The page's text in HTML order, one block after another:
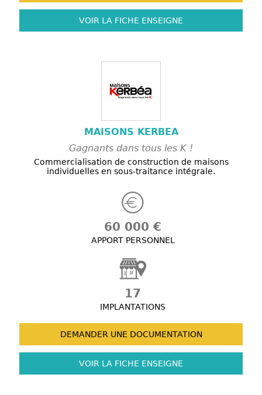
VOIR LA FICHE ENSEIGNE
MAISONS KERBEA
Gagnants dans tous les K !
Commercialisation de construction de maisons
individuelles en sous-traitance intégrale.
60 000 €
APPORT PERSONNEL
17
IMPLANTATIONS
DEMANDER UNE DOCUMENTATION
VOIR LA FICHE ENSEIGNE